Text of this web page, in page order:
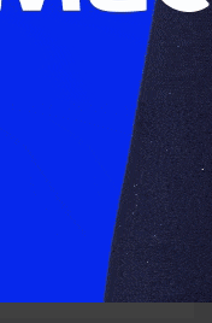
un sistema de
del río Uruguay
›